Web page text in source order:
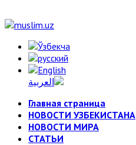
Главная страница
НОВОСТИ УЗБЕКИСТАНА
НОВОСТИ МИРА
СТАТЬИ